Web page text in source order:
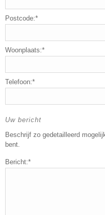
Postcode:*
Woonplaats:*
Telefoon:*
Uw bericht
Beschrijf zo gedetailleerd
bent.
Bericht:*